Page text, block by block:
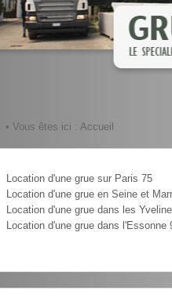
• Vous êtes ici : Accueil
Location d'une grue sur Paris 75
Location d'une grue en Seine et
Location d'une grue dans les
Location d'une grue dans l'Essonne